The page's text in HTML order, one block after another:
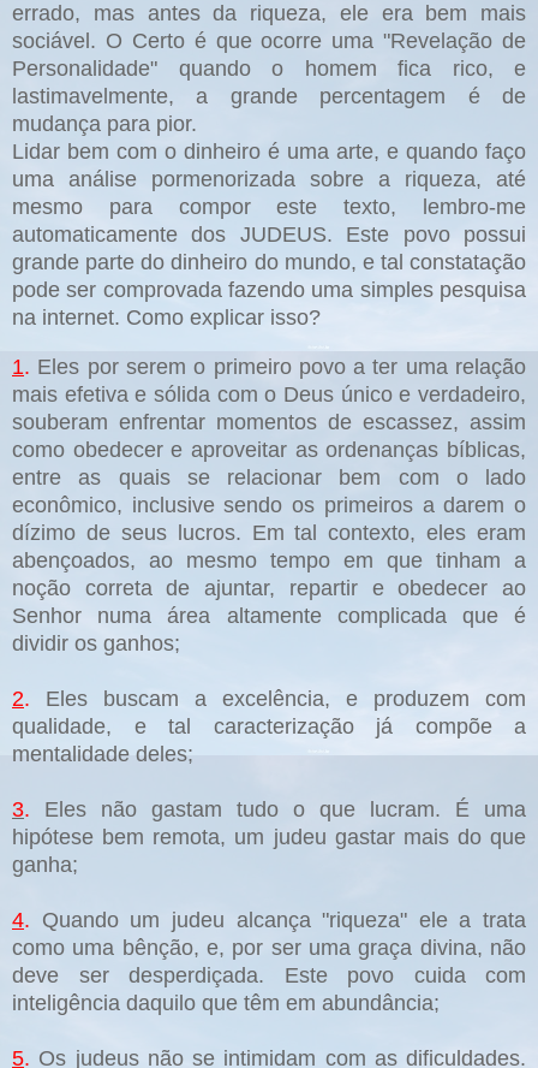
errado, mas antes da riqueza, ele era bem mais
sociável. O Certo é que ocorre uma "Revelação de
Personalidade" quando o homem fica rico, e
lastimavelmente, a grande percentagem é de
mudança para pior.
Lidar bem com o dinheiro é uma arte, e quando faço
uma análise pormenorizada sobre a riqueza, até
mesmo para compor este texto, lembro-me
automaticamente dos JUDEUS. Este povo possui
grande parte do dinheiro do mundo, e tal constatação
pode ser comprovada fazendo uma simples pesquisa
na internet. Como explicar isso?
1. Eles por serem o primeiro povo a ter uma relação
mais efetiva e sólida com o Deus único e verdadeiro,
souberam enfrentar momentos de escassez, assim
como obedecer e aproveitar as ordenanças bíblicas,
entre as quais se relacionar bem com o lado
econômico, inclusive sendo os primeiros a darem o
dízimo de seus lucros. Em tal contexto, eles eram
abençoados, ao mesmo tempo em que tinham a
noção correta de ajuntar, repartir e obedecer ao
Senhor numa área altamente complicada que é
dividir os ganhos;
2. Eles buscam a excelência, e produzem com
qualidade, e tal caracterização já compõe a
mentalidade deles;
3. Eles não gastam tudo o que lucram. É uma
hipótese bem remota, um judeu gastar mais do que
ganha;
4. Quando um judeu alcança "riqueza" ele a trata
como uma bênção, e, por ser uma graça divina, não
deve ser desperdiçada. Este povo cuida com
inteligência daquilo que têm em abundância;
5. Os judeus não se intimidam com as dificuldades.